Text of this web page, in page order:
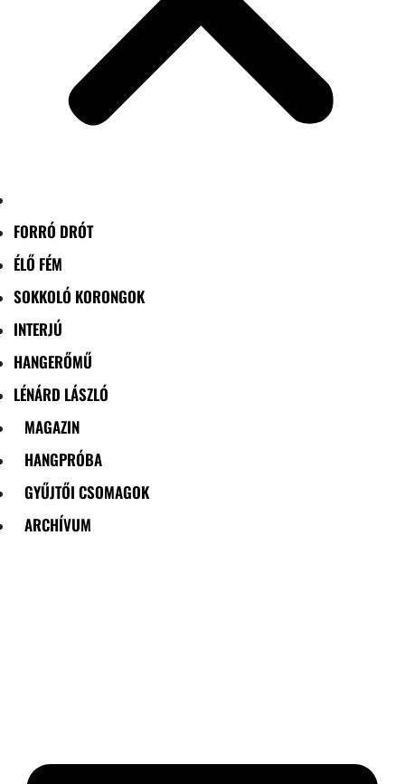
FORRÓ DRÓT
ÉLŐ FÉM
SOKKOLÓ KORONGOK
INTERJÚ
HANGERŐMŰ
LÉNÁRD LÁSZLÓ
MAGAZIN
HANGPRÓBA
GYŰJTŐI CSOMAGOK
ARCHÍVUM